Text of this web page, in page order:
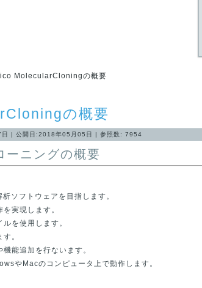
MolecularCloningの概要
の概要
| 公開日:2018年05月05日 | 参照数: 7954
ーニングの概要
ソフトウェアを目指します。
実現します。
を使用します。
。
能追加を行ないます。
やMacのコンピュータ上で動作します。